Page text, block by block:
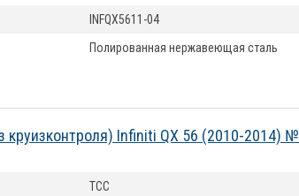
INFQX5611-04
Полированная нержавеющая сталь
круизконтроля) Infiniti QX 56 (2010-2014) №
ТСС